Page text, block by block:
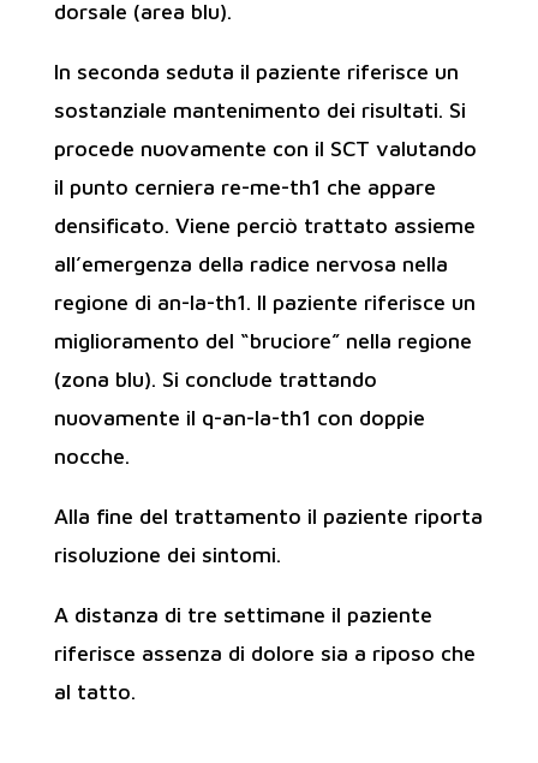
dorsale (area blu).
In seconda seduta il paziente riferisce un
sostanziale mantenimento dei risultati. Si
procede nuovamente con il SCT valutando
il punto cerniera re-me-th1 che appare
densificato. Viene perciò trattato assieme
all’emergenza della radice nervosa nella
regione di an-la-th1. Il paziente riferisce un
miglioramento del “bruciore” nella regione
(zona blu). Si conclude trattando
nuovamente il q-an-la-th1 con doppie
nocche.
Alla fine del trattamento il paziente riporta
risoluzione dei sintomi.
A distanza di tre settimane il paziente
riferisce assenza di dolore sia a riposo che
al tatto.